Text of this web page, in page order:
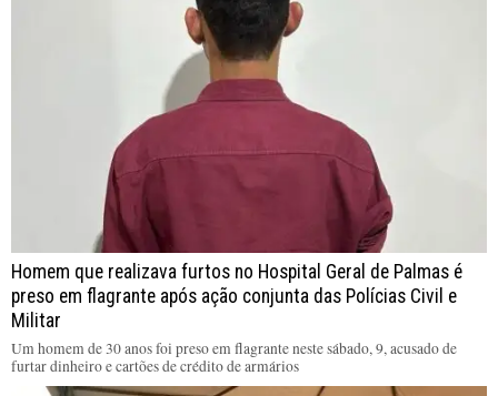
Homem que realizava furtos no Hospital Geral de Palmas é
preso em flagrante após ação conjunta das Polícias Civil e
Militar
Um homem de 30 anos foi preso em flagrante neste sábado, 9, acusado de
furtar dinheiro e cartões de crédito de armários